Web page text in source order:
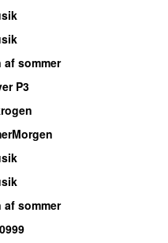
af sommer
P3
af sommer